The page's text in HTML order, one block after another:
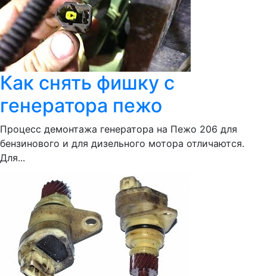
Как снять фишку с
генератора пежо
Процесс демонтажа генератора на Пежо 206 для
бензинового и для дизельного мотора отличаются.
Для...